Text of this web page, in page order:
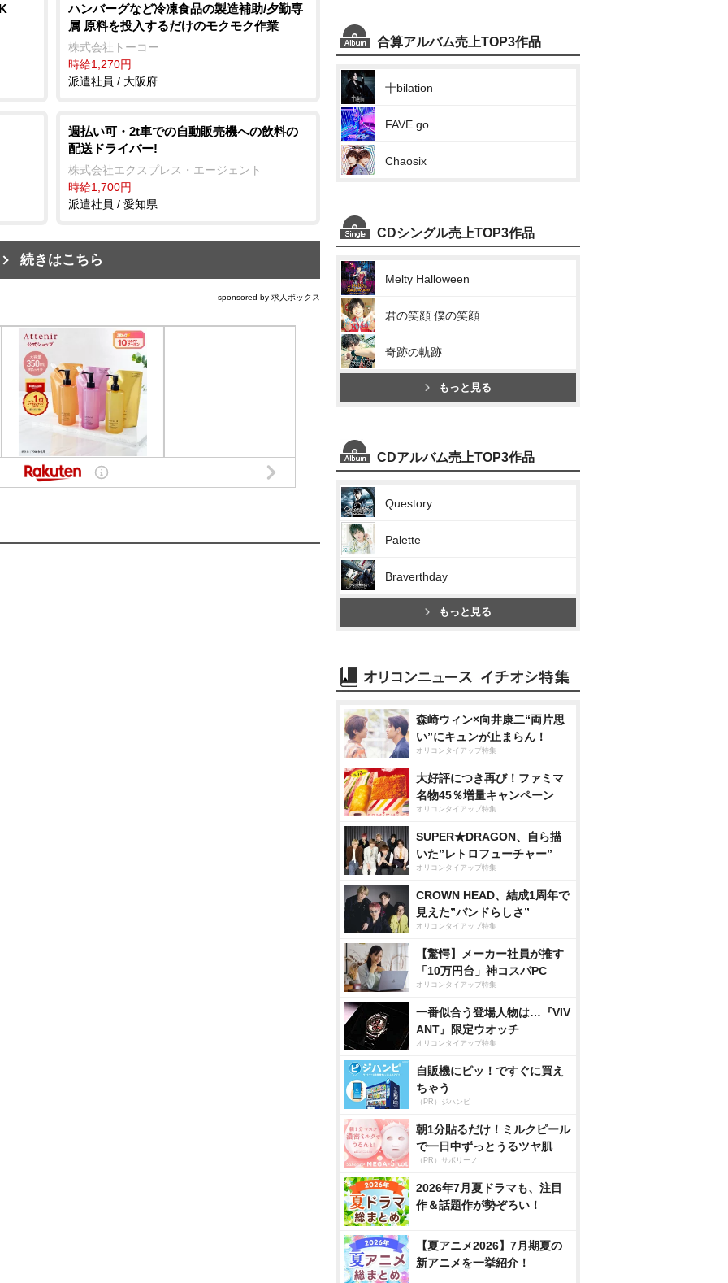
ハンバーグなど冷凍食品の製造補助/夕勤専
属 原料を投入するだけのモクモク作業
株式会社トーコー
時給1,270円
派遣社員 / 大阪府
週払い可・2t車での自動販売機への飲料の
配送ドライバー!
株式会社エクスプレス・エージェント
時給1,700円
派遣社員 / 愛知県
続きはこちら
sponsored by 求人ボックス
合算アルバム売上TOP3作品
十bilation
FAVE go
Chaosix
CDシングル売上TOP3作品
Melty Halloween
君の笑顔 僕の笑顔
奇跡の軌跡
もっと見る
CDアルバム売上TOP3作品
Questory
Palette
Braverthday
もっと見る
森崎ウィン×向井康二“両片思
い”にキュンが止まらん！
オリコンタイアップ特集
大好評につき再び！ファミマ
名物45％増量キャンペーン
オリコンタイアップ特集
SUPER★DRAGON、自ら描
いた”レトロフューチャー”
オリコンタイアップ特集
CROWN HEAD、結成1周年で
見えた”バンドらしさ”
オリコンタイアップ特集
【驚愕】メーカー社員が推す
「10万円台」神コスパPC
オリコンタイアップ特集
一番似合う登場人物は…『VIV
ANT』限定ウオッチ
オリコンタイアップ特集
自販機にピッ！ですぐに買え
ちゃう
（PR）ジハンピ
朝1分貼るだけ！ミルクピール
で一日中ずっとうるツヤ肌
（PR）サボリーノ
2026年7月夏ドラマも、注目
作＆話題作が勢ぞろい！
【夏アニメ2026】7月期夏の
新アニメを一挙紹介！